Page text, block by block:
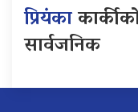
प्रियंका
सार्वजनिक